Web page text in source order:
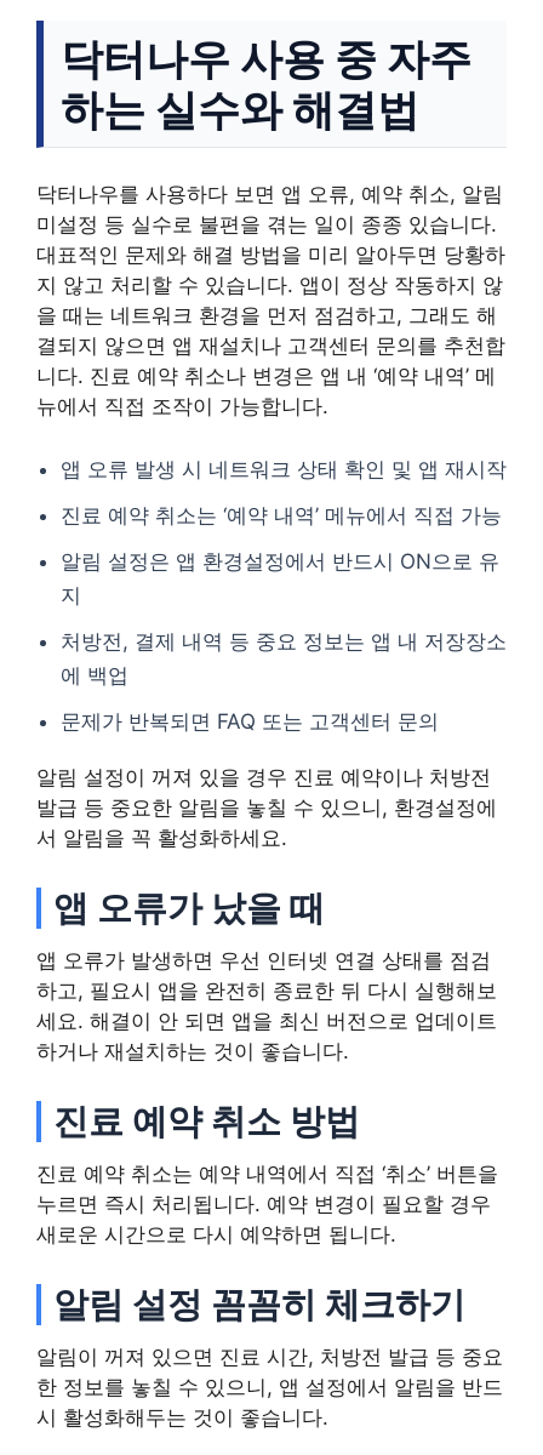
닥터나우 사용 중 자주
하는 실수와 해결법
닥터나우를 사용하다 보면 앱 오류, 예약 취소, 알림
미설정 등 실수로 불편을 겪는 일이 종종 있습니다.
대표적인 문제와 해결 방법을 미리 알아두면 당황하
지 않고 처리할 수 있습니다. 앱이 정상 작동하지 않
을 때는 네트워크 환경을 먼저 점검하고, 그래도 해
결되지 않으면 앱 재설치나 고객센터 문의를 추천합
니다. 진료 예약 취소나 변경은 앱 내 ‘예약 내역’ 메
뉴에서 직접 조작이 가능합니다.
앱 오류 발생 시 네트워크 상태 확인 및 앱 재시작
진료 예약 취소는 ‘예약 내역’ 메뉴에서 직접 가능
알림 설정은 앱 환경설정에서 반드시 ON으로 유
지
처방전, 결제 내역 등 중요 정보는 앱 내 저장장소
에 백업
문제가 반복되면 FAQ 또는 고객센터 문의
알림 설정이 꺼져 있을 경우 진료 예약이나 처방전
발급 등 중요한 알림을 놓칠 수 있으니, 환경설정에
서 알림을 꼭 활성화하세요.
앱 오류가 났을 때
앱 오류가 발생하면 우선 인터넷 연결 상태를 점검
하고, 필요시 앱을 완전히 종료한 뒤 다시 실행해보
세요. 해결이 안 되면 앱을 최신 버전으로 업데이트
하거나 재설치하는 것이 좋습니다.
진료 예약 취소 방법
진료 예약 취소는 예약 내역에서 직접 ‘취소’ 버튼을
누르면 즉시 처리됩니다. 예약 변경이 필요할 경우
새로운 시간으로 다시 예약하면 됩니다.
알림 설정 꼼꼼히 체크하기
알림이 꺼져 있으면 진료 시간, 처방전 발급 등 중요
한 정보를 놓칠 수 있으니, 앱 설정에서 알림을 반드
시 활성화해두는 것이 좋습니다.